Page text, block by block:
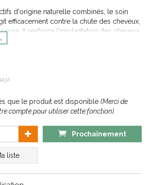
d'origine naturelle combinés, le soin
efficacement contre la chute des cheveux,
Il renforce l'implantation des cheveux,
et régule la microcirculation au niveau
que le produit est disponible (Merci de
compte pour utiliser cette fonction).
Prochainement
liste